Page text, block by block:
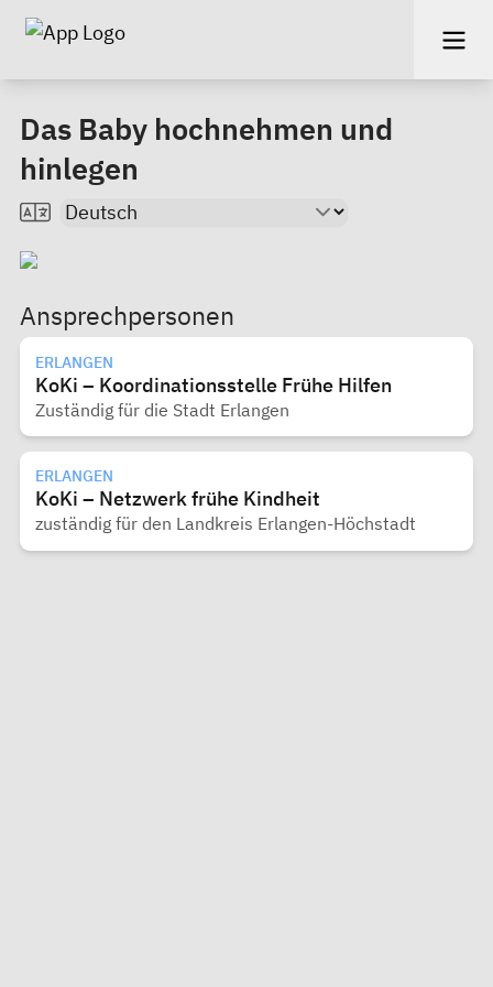
Das Baby hochnehmen und
hinlegen
Ansprechpersonen
ERLANGEN
KoKi – Koordinationsstelle Frühe Hilfen
Zuständig für die Stadt Erlangen
ERLANGEN
KoKi – Netzwerk frühe Kindheit
zuständig für den Landkreis Erlangen-Höchstadt